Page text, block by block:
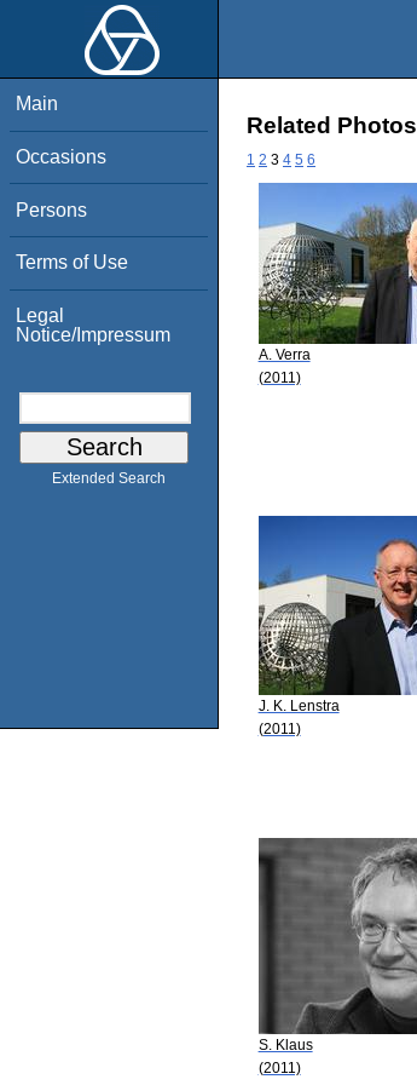
Main
Occasions
Persons
Terms of Use
Legal
Notice/Impressum
Extended Search
Related Photos
1 2 3 4 5 6
A. Verra
(2011)
J. K. Lenstra
(2011)
S. Klaus
(2011)